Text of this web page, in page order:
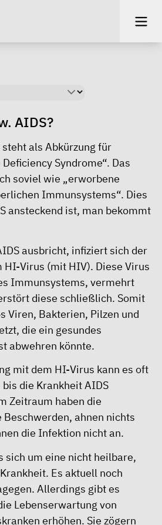
AIDS?
als Abkürzung für
Syndrome“. Das
soviel wie „erworbene
Immunsystems“. Dies
ansteckend ist, man bekommt
ausbricht, infiziert sich der
Virus (mit HIV). Diese Virus
Immunsystems, vermehrt
diese schließlich. Somit
Viren, Bakterien, Pilzen und
die ein gesundes
abwehren könnte.
mit dem HI-Virus kann es oft
die Krankheit AIDS
Zeitraum haben die
ahnen nichts
die Infektion nicht an.
sich um eine nicht heilbare,
Es aktuell noch
Allerdings gibt es
Lebenserwartung von
erhöhen. Sie zögern